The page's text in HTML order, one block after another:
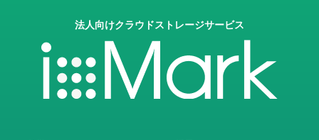
法人向けクラウドストレージサービス